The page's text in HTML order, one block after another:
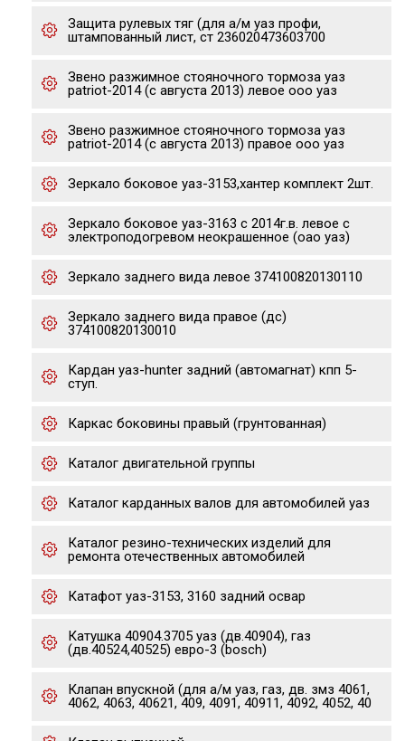
Защита рулевых тяг (для а/м уаз профи,
штампованный лист, ст 236020473603700
Звено разжимное стояночного тормоза уаз
patriot-2014 (с августа 2013) левое ооо уаз
Звено разжимное стояночного тормоза уаз
patriot-2014 (с августа 2013) правое ооо уаз
Зеркало боковое уаз-3153,хантер комплект 2шт.
Зеркало боковое уаз-3163 с 2014г.в. левое с
электроподогревом неокрашенное (оао уаз)
Зеркало заднего вида левое 374100820130110
Зеркало заднего вида правое (дс)
374100820130010
Кардан уаз-hunter задний (автомагнат) кпп 5-
ступ.
Каркас боковины правый (грунтованная)
Каталог двигательной группы
Каталог карданных валов для автомобилей уаз
Каталог резино-технических изделий для
ремонта отечественных автомобилей
Катафот уаз-3153, 3160 задний освар
Катушка 40904.3705 уаз (дв.40904), газ
(дв.40524,40525) евро-3 (bosch)
Клапан впускной (для а/м уаз, газ, дв. змз 4061,
4062, 4063, 40621, 409, 4091, 40911, 4092, 4052, 40